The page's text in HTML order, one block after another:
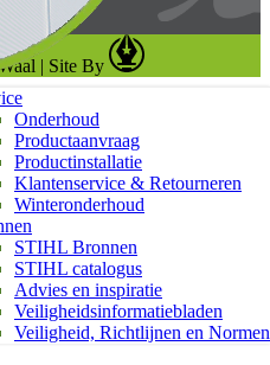
Onderhoud
Productaanvraag
Productinstallatie
Klantenservice & Retourneren
Winteronderhoud
STIHL Bronnen
STIHL catalogus
Advies en inspiratie
Veiligheidsinformatiebladen
Veiligheid, Richtlijnen en Normen
| Site By